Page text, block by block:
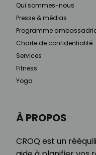
À PROPOS
CROQ est un
Qui sommes-nous
Presse & médias
Programme
Charte de confidentialité
Services
Fitness
Yoga